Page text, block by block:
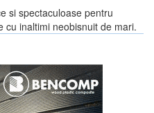
si spectaculoase pentru
cu inaltimi neobisnuit de mari.